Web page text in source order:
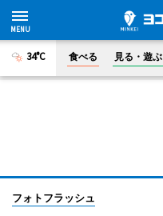
34°C 食べる 見る・遊ぶ
フォトフラッシュ